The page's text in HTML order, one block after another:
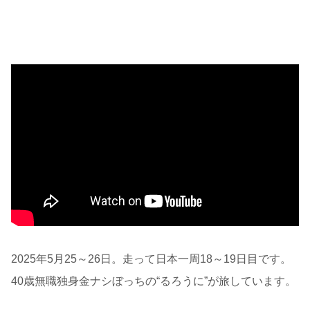
2025年5月25～26日。走って日本一周18～19日目です。
40歳無職独身金ナシぼっちの“るろうに”が旅しています。